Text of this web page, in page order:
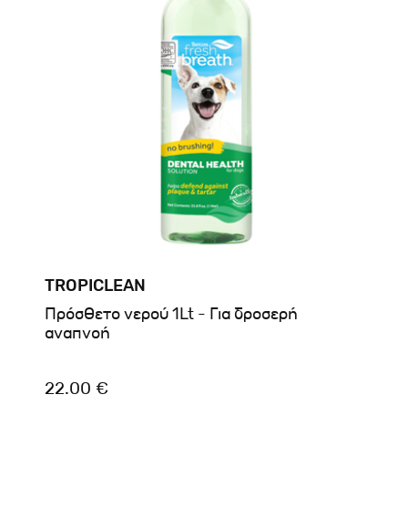
TROPICLEAN
Πρόσθετο νερού 1Lt - Για δροσερή
αναπνοή
22.00 €